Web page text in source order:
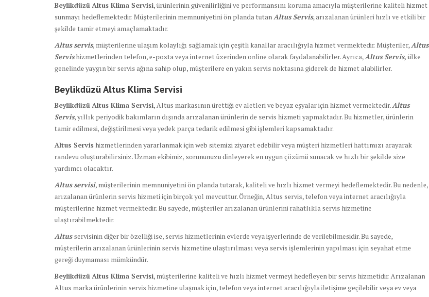
Beylikdüzü Altus Klima Servisi, ürünlerinin güvenilirliğini ve performansını koruma amacıyla müşterilerine kaliteli hizmet
sunmayı hedeflemektedir. Müşterilerinin memnuniyetini ön planda tutanAltus Servis, arızalanan ürünleri hızlı ve etkili bir
şekilde tamir etmeyi amaçlamaktadır.
Altus servis, müşterilerine ulaşım kolaylığı sağlamak için çeşitli kanallar aracılığıyla hizmet vermektedir. Müşteriler,Altus
Servishizmetlerinden telefon, e-posta veya internet üzerinden online olarak faydalanabilirler. Ayrıca,Altus Servis, ülke
genelinde yaygın bir servis ağına sahip olup, müşterilere en yakın servis noktasına giderek de hizmet alabilirler.
Beylikdüzü Altus Klima Servisi
Beylikdüzü Altus Klima Servisi, Altus markasının ürettiği ev aletleri ve beyaz eşyalar için hizmet vermektedir.Altus
Servis, yıllık periyodik bakımların dışında arızalanan ürünlerin de servis hizmeti yapmaktadır. Bu hizmetler, ürünlerin
tamir edilmesi, değiştirilmesi veya yedek parça tedarik edilmesi gibi işlemleri kapsamaktadır.
Altus Servis hizmetlerinden yararlanmak için web sitemizi ziyaret edebilir veya müşteri hizmetleri hattımızı arayarak
randevu oluşturabilirsiniz. Uzman ekibimiz, sorununuzu dinleyerek en uygun çözümü sunacak ve hızlı bir şekilde size
yardımcı olacaktır.
Altus servisi, müşterilerinin memnuniyetini ön planda tutarak, kaliteli ve hızlı hizmet vermeyi hedeflemektedir. Bu nedenle,
arızalanan ürünlerin servis hizmeti için birçok yol mevcuttur. Örneğin, Altus servis, telefon veya internet aracılığıyla
müşterilerine hizmet vermektedir. Bu sayede, müşteriler arızalanan ürünlerini rahatlıkla servis hizmetine
ulaştırabilmektedir.
Altus servisinin diğer bir özelliği ise, servis hizmetlerinin evlerde veya işyerlerinde de verilebilmesidir. Bu sayede,
müşterilerin arızalanan ürünlerinin servis hizmetine ulaştırılması veya servis işlemlerinin yapılması için seyahat etme
gereği duymaması mümkündür.
Beylikdüzü Altus Klima Servisi, müşterilerine kaliteli ve hızlı hizmet vermeyi hedefleyen bir servis hizmetidir. Arızalanan
Altus marka ürünlerinin servis hizmetine ulaşmak için, telefon veya internet aracılığıyla iletişime geçilebilir veya ev veya